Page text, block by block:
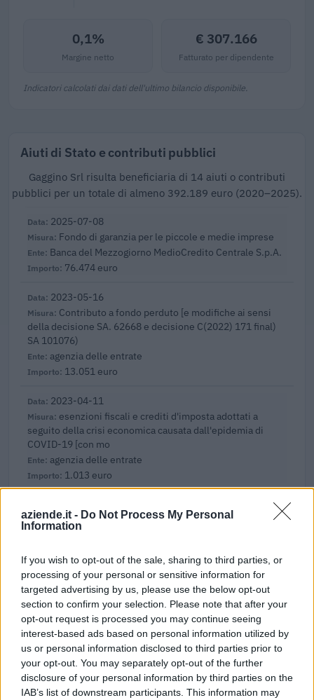
aziende.it - Do Not Process My Personal
Information
If you wish to opt-out of the sale, sharing to third parties, or
processing of your personal or sensitive information for
targeted advertising by us, please use the below opt-out
section to confirm your selection. Please note that after your
opt-out request is processed you may continue seeing
interest-based ads based on personal information utilized by
us or personal information disclosed to third parties prior to
your opt-out. You may separately opt-out of the further
disclosure of your personal information by third parties on the
IAB’s list of downstream participants. This information may
0,1%
Margine netto
€ 307.166
Fatturato per dipendente
Indicatori calcolati dai dati dell'ultimo bilancio disponibile.
Aiuti di Stato e contributi pubblici
Gaggino Srl risulta beneficiaria di 14 aiuti o contributi
pubblici per un totale di almeno 392.189 euro (2020–2025).
2025-07-08
Fondo di garanzia per le piccole e medie imprese
Banca del Mezzogiorno MedioCredito Centrale S.p.A.
76.474 euro
2023-05-16
Contributo a fondo perduto [e modifiche ai sensi
della decisione SA. 62668 e decisione C(2022) 171 final)
SA 101076)
agenzia delle entrate
13.051 euro
2023-04-11
esenzioni fiscali e crediti d'imposta adottati a
seguito della crisi economica causata dall'epidemia di
COVID-19 [con mo
agenzia delle entrate
1.013 euro
Regime quadro nazionale sugli aiuti di Stato –
COVID 19 (Artt. 54 - 61 del DL Rilancio come modificato
Comune di Castellazzo Bormida
683 euro
2022-04-13
Regime quadro nazionale sugli aiuti di Stato –
COVID 19 (Artt. 54 - 61 del DL Rilancio come modificato
dall'art. 62 del
Comune di Castellazzo Bormida
473 euro